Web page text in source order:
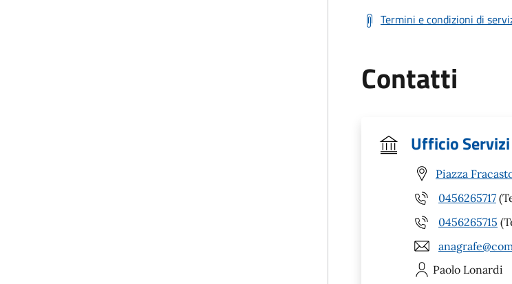
Termini e condizioni di
Contatti
Ufficio
Piazza
0456265717
0456265715
Paolo Lonardi